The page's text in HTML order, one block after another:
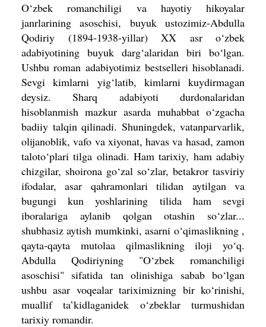
O‘zbek romanchiligi va hayotiy hikoyalar
janrlarining asoschisi, buyuk ustozimiz-Abdulla
Qodiriy (1894-1938-yillar) XX asr o‘zbek
adabiyotining buyuk darg‘alaridan biri bo‘lgan.
Ushbu roman adabiyotimiz bestselleri hisoblanadi.
Sevgi kimlarni yig‘latib, kimlarni kuydirmagan
deysiz. Sharq adabiyoti durdonalaridan
hisoblanmish mazkur asarda muhabbat o‘zgacha
badiiy talqin qilinadi. Shuningdek, vatanparvarlik,
olijanoblik, vafo va xiyonat, havas va hasad, zamon
taloto‘plari tilga olinadi. Ham tarixiy, ham adabiy
chizgilar, shoirona go‘zal so‘zlar, betakror tasviriy
ifodalar, asar qahramonlari tilidan aytilgan va
bugungi kun yoshlarining tilida ham sevgi
iboralariga aylanib qolgan otashin so‘zlar...
shubhasiz aytish mumkinki, asarni o‘qimaslikning ,
qayta-qayta mutolaa qilmaslikning iloji yo‘q.
Abdulla Qodiriyning "O‘zbek romanchiligi
asoschisi" sifatida tan olinishiga sabab bo‘lgan
ushbu asar voqealar tariximizning bir ko‘rinishi,
muallif ta’kidlaganidek o‘zbeklar turmushidan
tarixiy romandir.